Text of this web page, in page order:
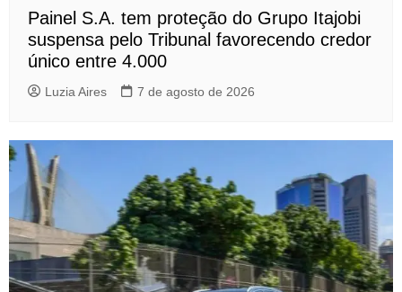
Painel S.A. tem proteção do Grupo Itajobi
suspensa pelo Tribunal favorecendo credor
único entre 4.000
Luzia Aires 7 de agosto de 2026